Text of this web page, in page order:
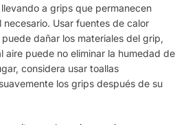
a grips que permanecen
Usar fuentes de calor
dañar los materiales del grip,
aire puede no eliminar la humedad de
considera usar toallas
los grips después de su